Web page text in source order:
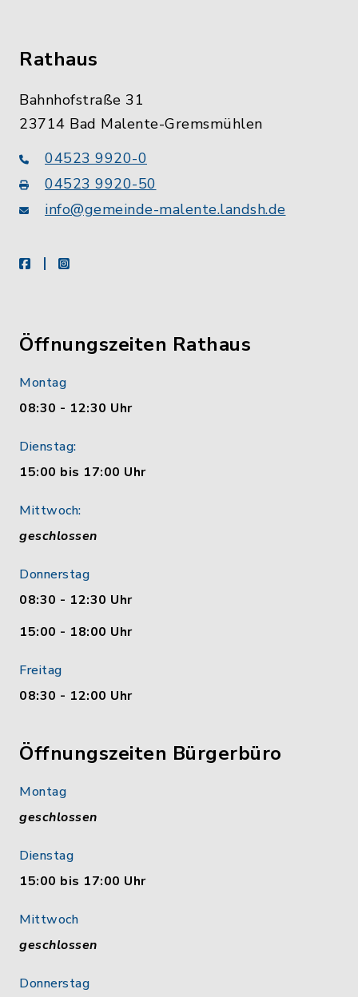
Rathaus
Bahnhofstraße 31
23714 Bad Malente-Gremsmühlen
04523 9920-0
04523 9920-50
info@gemeinde-malente.landsh.de
facebookinstagram
Öffnungszeiten Rathaus
Montag
08:30 - 12:30 Uhr
Dienstag:
15:00 bis 17:00 Uhr
Mittwoch:
geschlossen
Donnerstag
08:30 - 12:30 Uhr
15:00 - 18:00 Uhr
Freitag
08:30 - 12:00 Uhr
Öffnungszeiten Bürgerbüro
Montag
geschlossen
Dienstag
15:00 bis 17:00 Uhr
Mittwoch
geschlossen
Donnerstag